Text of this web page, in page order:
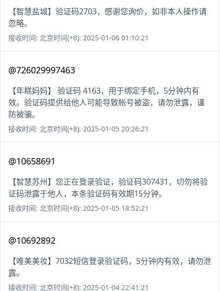
【智慧盐城】验证码2703，感谢您询价，如非本人操作请
忽略。
接收时间: 北京时间(+8): 2025-01-06 01:10:21
@726029997463
【年糕妈妈】 验证码 4163，用于绑定手机，5分钟内有
效。验证码提供给他人可能导致帐号被盗，请勿泄露，谨
防被骗。
接收时间: 北京时间(+8): 2025-01-05 20:26:21
@10658691
【智慧苏州】您正在登录验证，验证码307431，切勿将验
证码泄露于他人，本条验证码有效期15分钟。
接收时间: 北京时间(+8): 2025-01-05 18:52:21
@10692892
【唯美美妆】7032短信登录验证码，5分钟内有效，请勿泄
露。
接收时间: 北京时间(+8): 2025-01-04 22:41:21